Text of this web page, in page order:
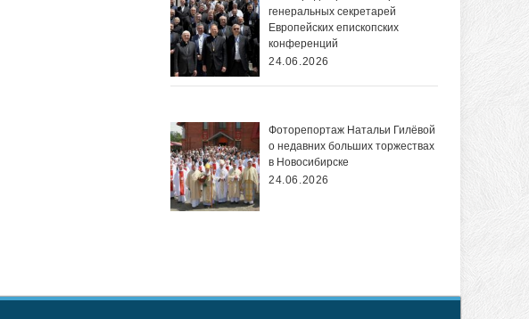
генеральных секретарей
Европейских епископских
конференций
24.06.2026
Фоторепортаж Натальи Гилёвой
о недавних больших торжествах
в Новосибирске
24.06.2026